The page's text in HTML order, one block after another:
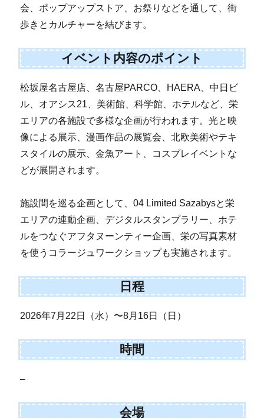
会、ポップアップストア、お祭りなどを通して、街
歩きとカルチャーを結びます。
イベント内容のポイント
松坂屋名古屋店、名古屋PARCO、HAERA、中日ビ
ル、オアシス21、美術館、科学館、ホテルなど、栄
エリアの各施設で多様な企画が行われます。光と映
像による展示、漫画作品の展覧会、北欧美術やテキ
スタイルの展示、金魚アート、コスプレイベントな
どが展開されます。
施設間を巡る企画として、04 Limited Sazabysと栄
エリアの連動企画、デジタルスタンプラリー、ホテ
ルをつなぐアフタヌーンティー企画、栄の写真素材
を使うコラージュワークショップも実施されます。
日程
2026年7月22日（水）〜8月16日（日）
時間
–
会場